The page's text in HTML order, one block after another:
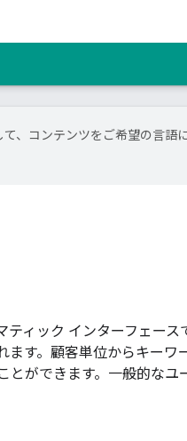
て、コンテンツをご希望の言語
ィック インターフェー
す。顧客単位からキーワ
ができます。一般的なユ